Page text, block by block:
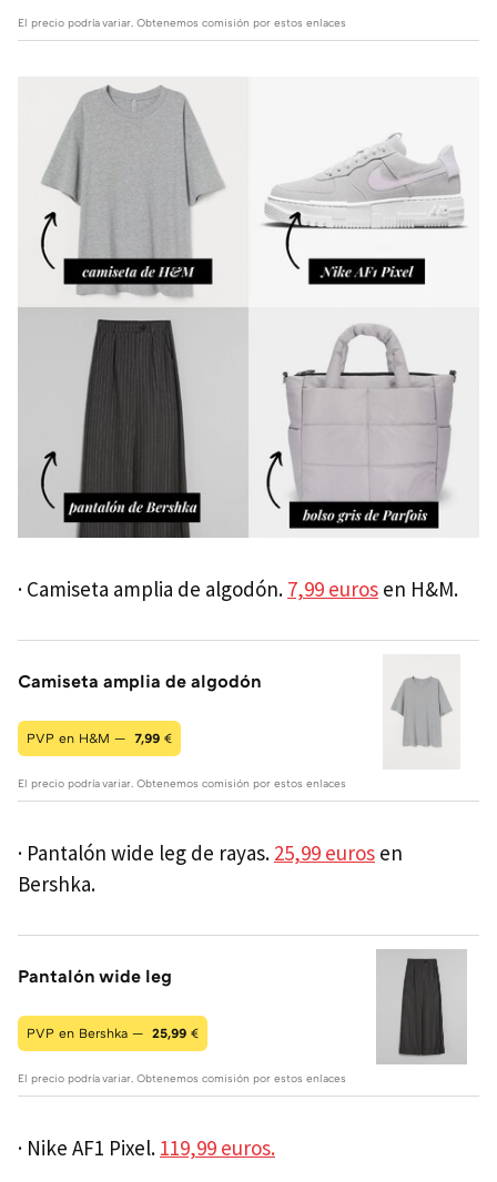
El precio podría variar. Obtenemos comisión por estos enlaces
· Camiseta amplia de algodón. 7,99 euros en H&M.
Camiseta amplia de algodón
PVP en H&M — 7,99 €
El precio podría variar. Obtenemos comisión por estos enlaces
· Pantalón wide leg de rayas. 25,99 euros en
Bershka.
Pantalón wide leg
PVP en Bershka — 25,99 €
El precio podría variar. Obtenemos comisión por estos enlaces
· Nike AF1 Pixel. 119,99 euros.